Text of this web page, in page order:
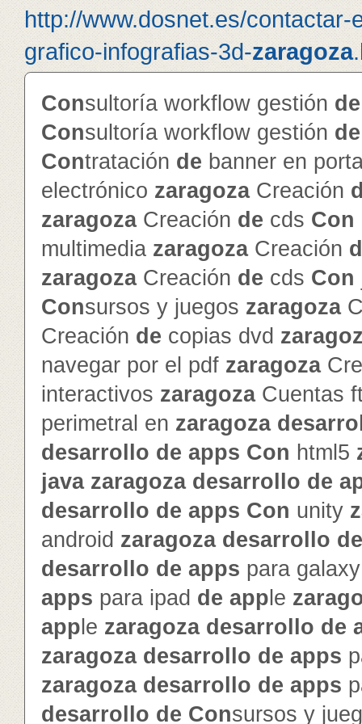
http://www.dosnet.es/contactar-
grafico-infografias-3d-zaragoza
Consultoría workflow gestión de
Consultoría workflow gestión de
Contratación de banner en
electrónico zaragozaCreación
zaragozaCreación de cds Con
multimedia zaragozaCreación
zaragozaCreación de cds Con
Consursos y juegos zaragoza
Creación de copias dvd
navegar por el pdf zaragoza
interactivos zaragozaCuentas
perimetral en zaragoza de
desarrollo de apps Con html5
java zaragoza desarrollo de
desarrollo de apps Con unity
android zaragoza desarrollo de
desarrollo de apps para
apps para ipad de app le
app le zaragoza desarrollo de
zaragoza desarrollo de apps
zaragoza desarrollo de apps
desarrollo de Consursos y